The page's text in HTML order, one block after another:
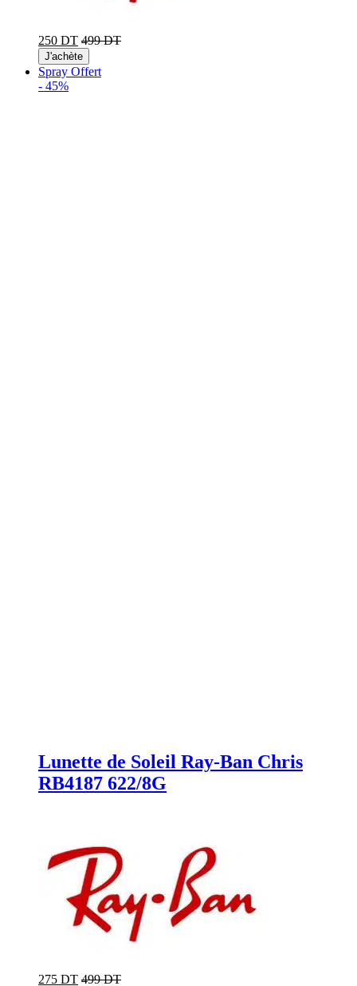
250 DT 499 DT
J'achète
Spray Offert
- 45%
Lunette de Soleil Ray-Ban Chris
RB4187 622/8G
275 DT 499 DT